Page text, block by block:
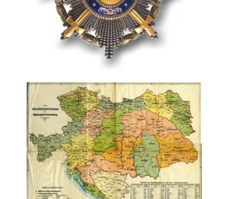
nebo
aktivovány.
Analytické
umožňují
měření výkonu
našeho webu
a našich
reklamních
kampaní.
Jejich pomocí
určujeme
počet návštěv
a zdroje
návštěv našich
internetových